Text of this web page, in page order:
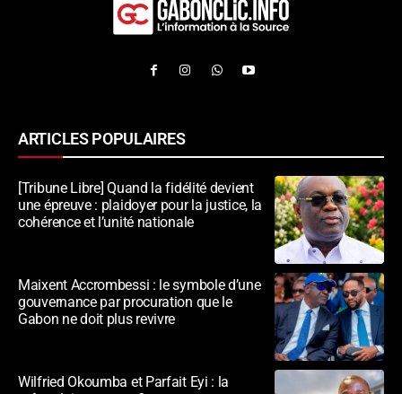
ARTICLES POPULAIRES
[Tribune Libre] Quand la fidélité devient
une épreuve : plaidoyer pour la justice, la
cohérence et l’unité nationale
Maixent Accrombessi : le symbole d’une
gouvernance par procuration que le
Gabon ne doit plus revivre
Wilfried Okoumba et Parfait Eyi : la